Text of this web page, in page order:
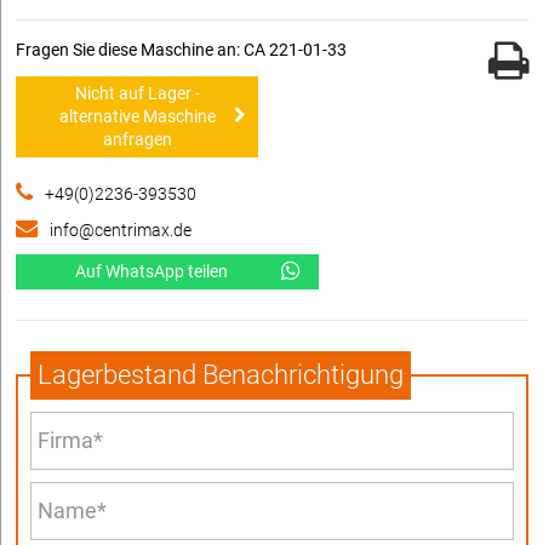
Fragen Sie diese Maschine an: CA 221-01-33
Nicht auf Lager -
alternative Maschine
anfragen
+49(0)2236-393530
info@centrimax.de
Auf WhatsApp teilen
Lagerbestand Benachrichtigung